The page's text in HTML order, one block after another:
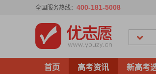
全国服务热线： 400-181-5008
首页 高考资讯 新高考